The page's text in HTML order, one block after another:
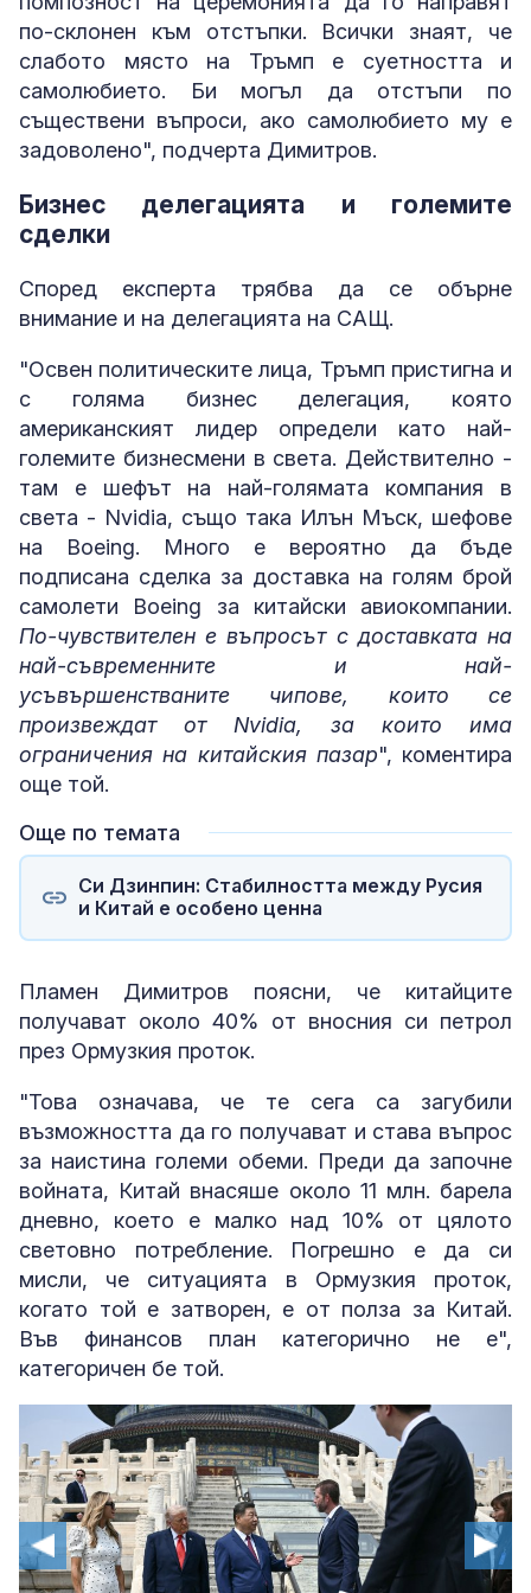
по-склонен към отстъпки. Всички знаят, че
слабото място на Тръмп е суетността и
самолюбието. Би могъл да отстъпи по
съществени въпроси, ако самолюбието му е
задоволено", подчерта Димитров.
Бизнес делегацията и големите
сделки
Според експерта трябва да се обърне
внимание и на делегацията на САЩ.
"Освен политическите лица, Тръмп пристигна и
с голяма бизнес делегация, която
американският лидер определи като най-
големите бизнесмени в света. Действително -
там е шефът на най-голямата компания в
света - Nvidia, също така Илън Мъск, шефове
на Boeing. Много е вероятно да бъде
подписана сделка за доставка на голям брой
самолети Boeing за китайски авиокомпании.
По-чувствителен е въпросът с доставката на
най-съвременните и най-
усъвършенстваните чипове, които се
произвеждат от Nvidia, за които има
ограничения на китайския пазар", коментира
още той.
Още по темата
Си Дзинпин: Стабилността между Русия
и Китай е особено ценна
Пламен Димитров поясни, че китайците
получават около 40% от вносния си петрол
през Ормузкия проток.
"Това означава, че те сега са загубили
възможността да го получават и става въпрос
за наистина големи обеми. Преди да започне
войната, Китай внасяше около 11 млн. барела
дневно, което е малко над 10% от цялото
световно потребление. Погрешно е да си
мисли, че ситуацията в Ормузкия проток,
когато той е затворен, е от полза за Китай.
Във финансов план категорично не е",
категоричен бе той.